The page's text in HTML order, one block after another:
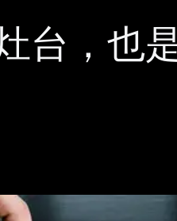
台，也